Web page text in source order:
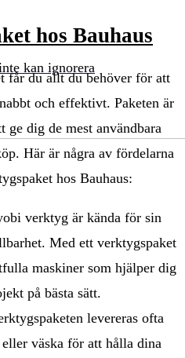
kan ignorera
hos Bauhaus
får du allt du behöver för att
och effektivt. Paketen är
ge dig de mest användbara
Här är några av fördelarna
hos Bauhaus:
verktyg är kända för sin
Med ett verktygspaket
maskiner som hjälper dig
på bästa sätt.
levereras ofta
väska för att hålla dina